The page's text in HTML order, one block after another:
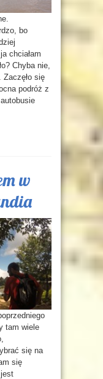
bo
chciałam
Chyba nie,
Zaczęło się
podróż z
w
tam wiele
się na
się